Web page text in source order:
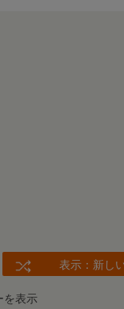
表示：新し
を表示